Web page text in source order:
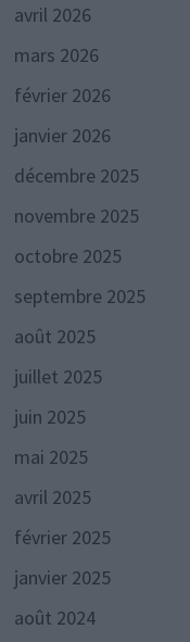
avril 2026
mars 2026
février 2026
janvier 2026
décembre 2025
novembre 2025
octobre 2025
septembre 2025
août 2025
juillet 2025
juin 2025
mai 2025
avril 2025
février 2025
janvier 2025
août 2024